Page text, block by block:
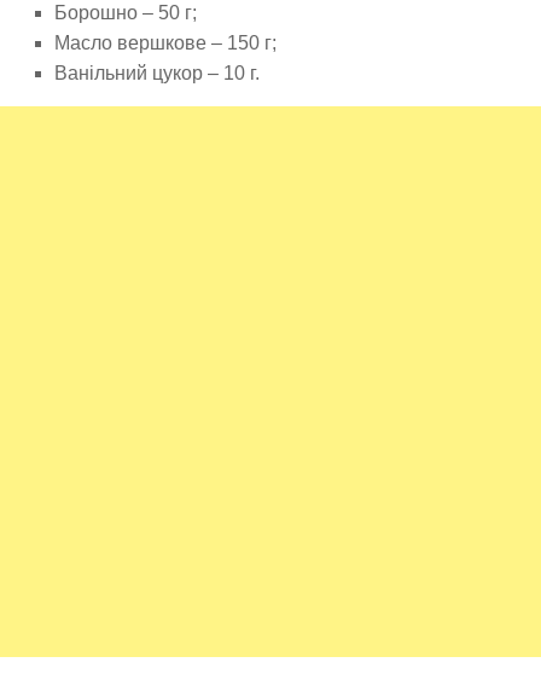
Борошно – 50 г;
Масло вершкове – 150 г;
Ванільний цукор – 10 г.